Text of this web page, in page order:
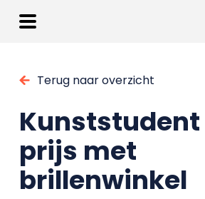
Terug naar overzicht
prijs met
brillenwinkel